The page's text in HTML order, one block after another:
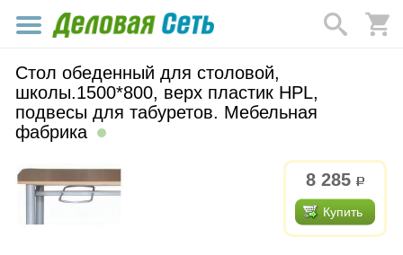
Стол обеденный для столовой,
школы.1500*800, верх пластик HPL,
подвесы для табуретов. Мебельная
фабрика
8 285 р.
Купить